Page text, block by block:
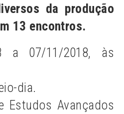
da produção
13 encontros.
a 07/11/2018, às
dia.
Estudos Avançados